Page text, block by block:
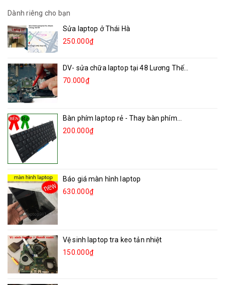
Dành riêng cho bạn
Sửa laptop ở Thái Hà
250.000₫
DV- sửa chữa laptop tại 48 Lương Thế...
70.000₫
Bàn phím laptop rẻ - Thay bàn phím...
200.000₫
Báo giá màn hình laptop
630.000₫
Vệ sinh laptop tra keo tản nhiệt
150.000₫